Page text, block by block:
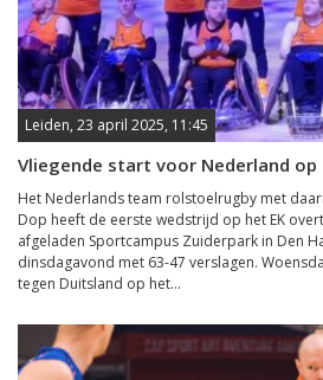
Leiden, 23 april 2025, 11:45
Vliegende start voor Nederland op
Het Nederlands team rolstoelrugby met
Dop heeft de eerste wedstrijd op het EK
afgeladen Sportcampus Zuiderpark in Den
dinsdagavond met 63-47 verslagen.
tegen Duitsland op het...